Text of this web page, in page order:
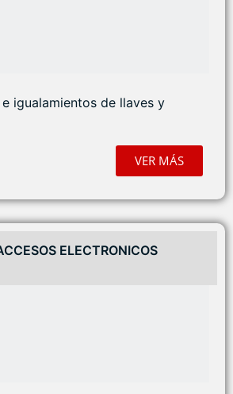
igualamientos de llaves y
VER MÁS
ELECTRONICOS